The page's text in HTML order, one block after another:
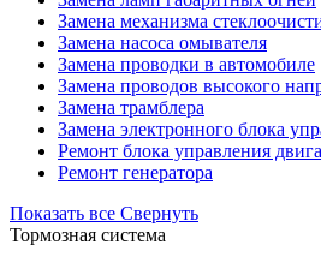
Замена механизма
Замена насоса омывателя
Замена проводки в автомобиле
Замена проводов высокого
Замена трамблера
Замена электронного блока
Ремонт блока управления
Ремонт генератора
Показать все Свернуть
Тормозная система